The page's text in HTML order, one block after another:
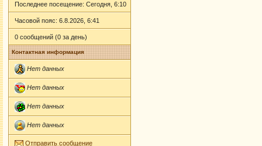
Последнее посещение: Сегодня, 6:10
Часовой пояс: 6.8.2026, 6:41
0 сообщений (0 за день)
Контактная информация
Нет данных
Нет данных
Нет данных
Нет данных
Отправить сообщение